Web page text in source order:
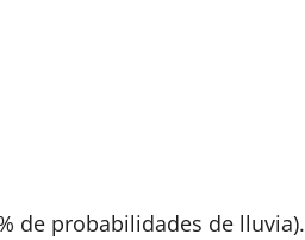
de probabilidades de lluvia).